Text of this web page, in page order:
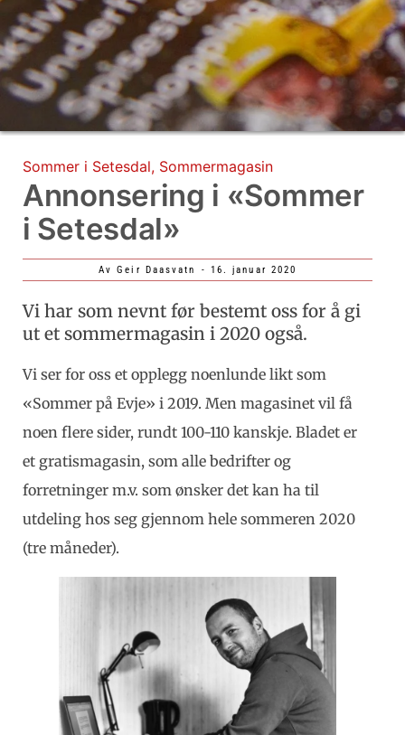
Sommer i Setesdal, Sommermagasin
Annonsering i «Sommer
i Setesdal»
Av Geir Daasvatn - 16. januar 2020
Vi har som nevnt før bestemt oss for å gi
ut et sommermagasin i 2020 også.
Vi ser for oss et opplegg noenlunde likt som
«Sommer på Evje» i 2019. Men magasinet vil få
noen flere sider, rundt 100-110 kanskje. Bladet er
et gratismagasin, som alle bedrifter og
forretninger m.v. som ønsker det kan ha til
utdeling hos seg gjennom hele sommeren 2020
(tre måneder).